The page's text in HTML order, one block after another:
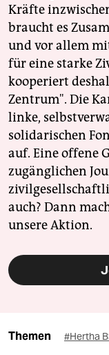
Kräfte
braucht es
und vor allem
für eine starke
kooperiert
Zentrum". Die
linke,
solidarischen
auf. Eine offene
zugänglichen
auch? Dann
unsere Aktion.
Themen #Hertha